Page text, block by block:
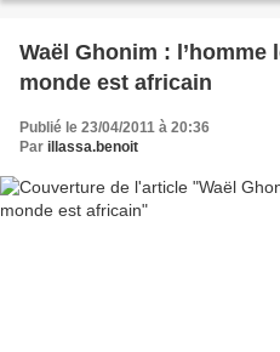
Waël Ghonim :
monde est africain
Publié le 23/04/2011 à 20:36
Par illassa.benoit